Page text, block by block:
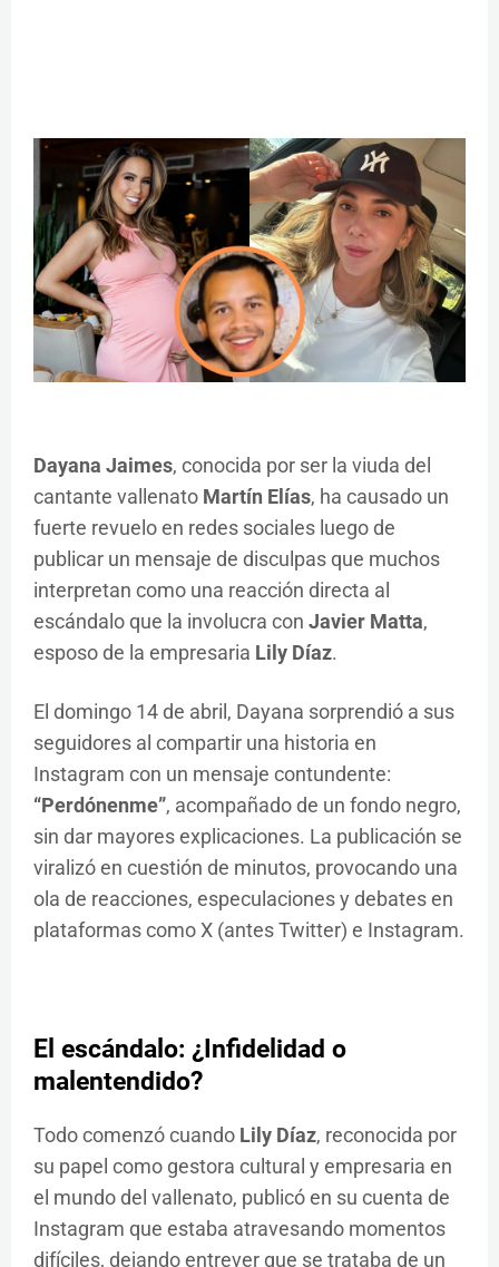
Dayana Jaimes, conocida por ser la viuda del
cantante vallenato Martín Elías, ha causado un
fuerte revuelo en redes sociales luego de
publicar un mensaje de disculpas que muchos
interpretan como una reacción directa al
escándalo que la involucra con Javier Matta,
esposo de la empresaria Lily Díaz.
El domingo 14 de abril, Dayana sorprendió a sus
seguidores al compartir una historia en
Instagram con un mensaje contundente:
“Perdónenme”, acompañado de un fondo negro,
sin dar mayores explicaciones. La publicación se
viralizó en cuestión de minutos, provocando una
ola de reacciones, especulaciones y debates en
plataformas como X (antes Twitter) e Instagram.
El escándalo: ¿Infidelidad o
malentendido?
Todo comenzó cuando Lily Díaz, reconocida por
su papel como gestora cultural y empresaria en
el mundo del vallenato, publicó en su cuenta de
Instagram que estaba atravesando momentos
difíciles, dejando entrever que se trataba de un